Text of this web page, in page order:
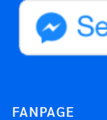
FANPAGE